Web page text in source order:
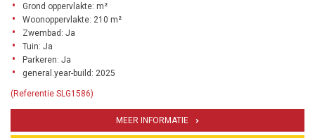
Grond oppervlakte: m²
Woonoppervlakte: 210 m²
Zwembad: Ja
Tuin: Ja
Parkeren: Ja
general.year-build: 2025
(Referentie SLG1586)
MEER INFORMATIE